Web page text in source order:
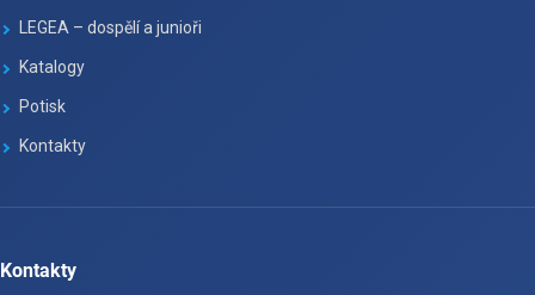
LEGEA – dospělí a junioři
Katalogy
Potisk
Kontakty
Kontakty